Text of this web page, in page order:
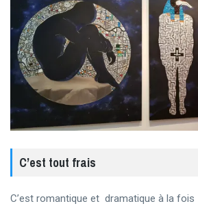
C’est tout frais
C’est romantique et dramatique à la fois